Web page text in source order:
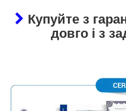
Купуйте з
довго і з